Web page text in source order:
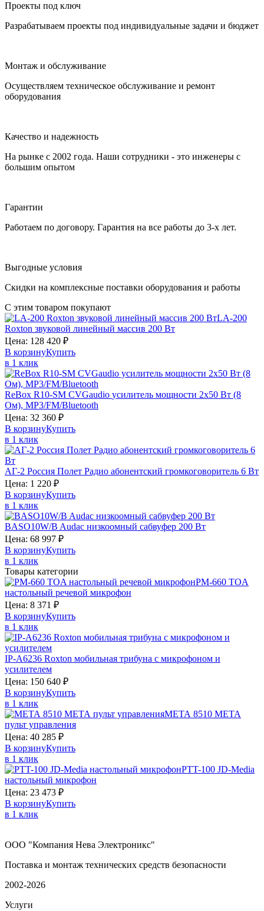
Проекты под ключ
Разрабатываем проекты под индивидуальные задачи и бюджет
Монтаж и обслуживание
Осуществляем техническое обслуживание и ремонт
оборудования
Качество и надежность
На рынке с 2002 года. Наши сотрудники - это инженеры с
большим опытом
Гарантии
Работаем по договору. Гарантия на все работы до 3-х лет.
Выгодные условия
Скидки на комплексные поставки оборудования и работы
С этим товаром покупают
LA-200
Roxton звуковой линейный массив 200 Вт
Цена: 128 420 ₽
В корзинуКупить
в 1 клик
ReBox R10-SM CVGaudio усилитель мощности 2х50 Вт (8
Ом), MP3/FM/Bluetooth
Цена: 32 360 ₽
В корзинуКупить
в 1 клик
АГ-2 Россия Полет Радио абонентский громкоговоритель 6 Вт
Цена: 1 220 ₽
В корзинуКупить
в 1 клик
BASO10W/B Audac низкоомный сабвуфер 200 Вт
Цена: 68 997 ₽
В корзинуКупить
в 1 клик
Товары категории
PM-660 TOA
настольный речевой микрофон
Цена: 8 371 ₽
В корзинуКупить
в 1 клик
IP-A6236 Roxton мобильная трибуна с микрофоном и
усилителем
Цена: 150 640 ₽
В корзинуКупить
в 1 клик
МЕТА 8510 МЕТА
пульт управления
Цена: 40 285 ₽
В корзинуКупить
в 1 клик
PTT-100 JD-Media
настольный микрофон
Цена: 23 473 ₽
В корзинуКупить
в 1 клик
ООО "Компания Нева Электроникс"
Поставка и монтаж технических средств безопасности
2002-2026
Услуги